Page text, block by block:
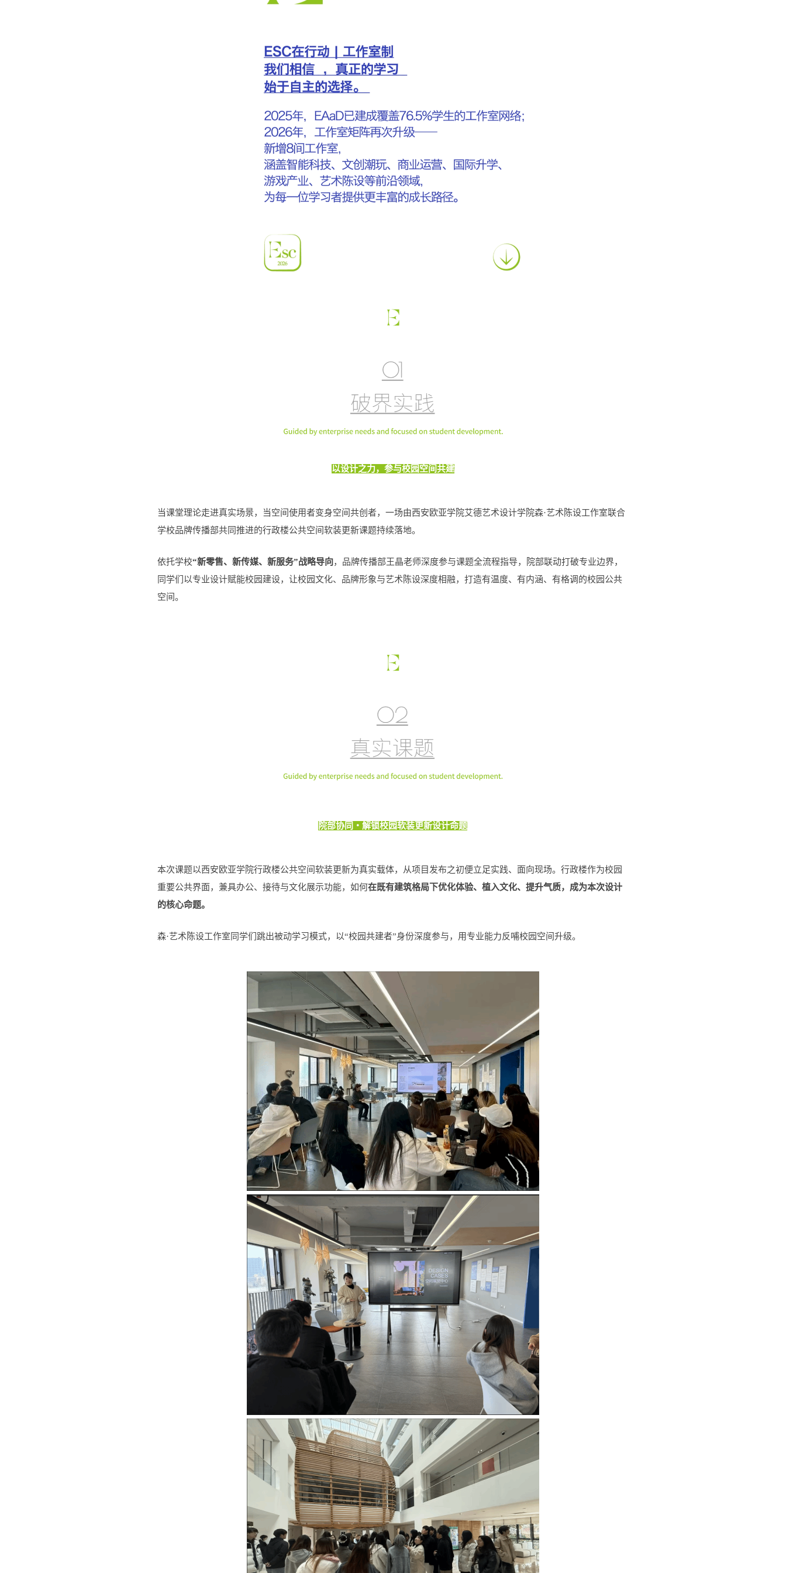
以设计之力，参与校园空间共建
当课堂理论走进真实场景，当空间使用者变身空间共创者，一场由西安欧亚学院艾德艺术设计学院森·艺术陈设工作室联合
学校品牌传播部共同推进的行政楼公共空间软装更新课题持续落地。
依托学校“新零售、新传媒、新服务”战略导向，品牌传播部王晶老师深度参与课题全流程指导，院部联动打破专业边界，
同学们以专业设计赋能校园建设，让校园文化、品牌形象与艺术陈设深度相融，打造有温度、有内涵、有格调的校园公共
空间。
院部协同・解锁校园软装更新设计命题
本次课题以西安欧亚学院行政楼公共空间软装更新为真实载体，从项目发布之初便立足实践、面向现场。行政楼作为校园
重要公共界面，兼具办公、接待与文化展示功能，如何在既有建筑格局下优化体验、植入文化、提升气质，成为本次设计
的核心命题。
森·艺术陈设工作室同学们跳出被动学习模式，以“校园共建者”身份深度参与，用专业能力反哺校园空间升级。